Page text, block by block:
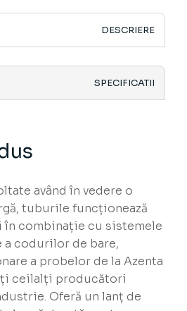
DESCRIERE
SPECIFICATII
având în vedere o
tuburile funcționează
combinație cu sistemele
codurilor de bare,
a probelor de la Azenta
ceilalți producători
Oferă un lanț de